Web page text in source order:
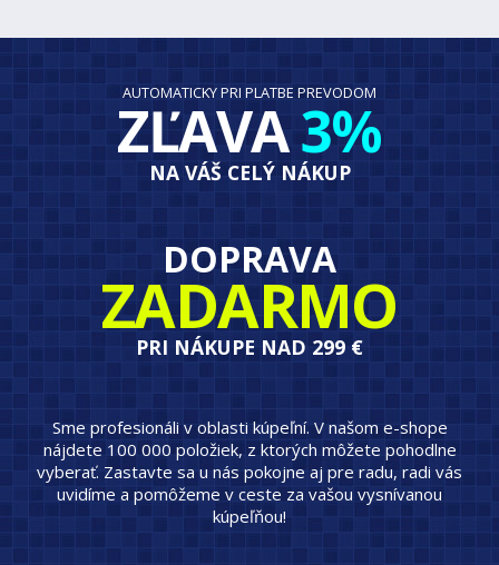
AUTOMATICKY PRI PLATBE PREVODOM
ZĽAVA3%
NA VÁŠ CELÝ NÁKUP
DOPRAVA
ZADARMO
PRI NÁKUPE NAD 299 €
Sme profesionáli v oblasti kúpeľní. V našom e-shope
nájdete 100 000 položiek, z ktorých môžete pohodlne
vyberať. Zastavte sa u nás pokojne aj pre radu, radi vás
uvidíme a pomôžeme v ceste za vašou vysnívanou
kúpeľňou!